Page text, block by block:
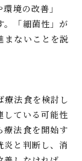
境の改善」
。「細菌性」が
まないことを説
療法食を検討し
している可能性
療法食を開始す
炎と判断し、消